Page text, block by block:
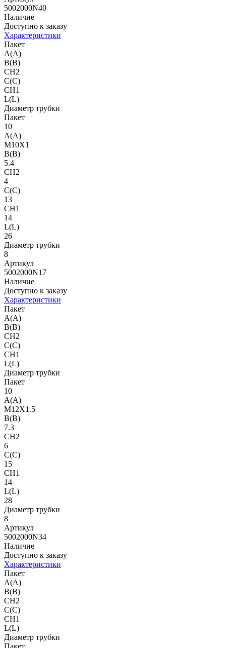
5002000N40
Наличие
Доступно к заказу
Характеристики
Пакет
A(A)
B(B)
CH2
C(C)
CH1
L(L)
Диаметр трубки
Пакет
10
A(A)
M10X1
B(B)
5.4
CH2
4
C(C)
13
CH1
14
L(L)
26
Диаметр трубки
8
Артикул
5002000N17
Наличие
Доступно к заказу
Характеристики
Пакет
A(A)
B(B)
CH2
C(C)
CH1
L(L)
Диаметр трубки
Пакет
10
A(A)
M12X1.5
B(B)
7.3
CH2
6
C(C)
15
CH1
14
L(L)
28
Диаметр трубки
8
Артикул
5002000N34
Наличие
Доступно к заказу
Характеристики
Пакет
A(A)
B(B)
CH2
C(C)
CH1
L(L)
Диаметр трубки
Пакет